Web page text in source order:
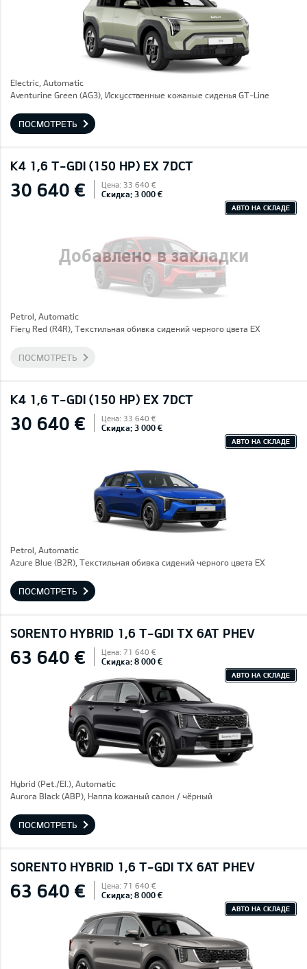
Electric, Automatic
Aventurine Green (AG3), Искусственные кожаные сиденья GT-Line
ПОСМОТРЕТЬ
K4 1,6 T-GDI (150 HP) EX 7DCT
Добавлено в закладки
30 640 € Цена: 33 640 €
Скидка: 3 000 €
АВТО НА СКЛАДЕ
Petrol, Automatic
Fiery Red (R4R), Текстильная обивка сидений черного цвета EX
ПОСМОТРЕТЬ
K4 1,6 T-GDI (150 HP) EX 7DCT
30 640 € Цена: 33 640 €
Скидка: 3 000 €
АВТО НА СКЛАДЕ
Petrol, Automatic
Azure Blue (B2R), Текстильная обивка сидений черного цвета EX
ПОСМОТРЕТЬ
SORENTO HYBRID 1,6 T-GDI TX 6AT PHEV
63 640 € Цена: 71 640 €
Скидка: 8 000 €
АВТО НА СКЛАДЕ
Hybrid (Pet./El.), Automatic
Aurora Black (ABP), Hаппа kожаный салон / чёрный
ПОСМОТРЕТЬ
SORENTO HYBRID 1,6 T-GDI TX 6AT PHEV
63 640 € Цена: 71 640 €
Скидка: 8 000 €
АВТО НА СКЛАДЕ